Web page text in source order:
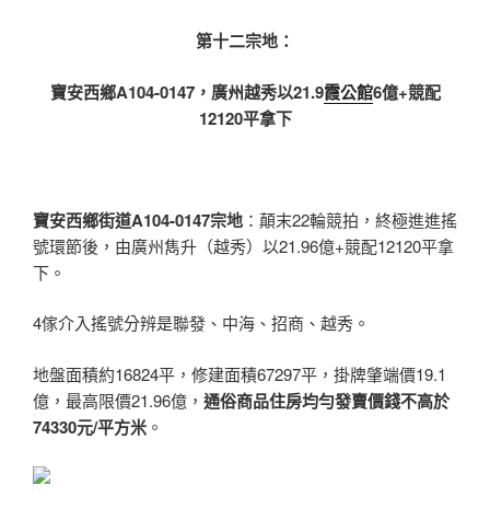
第十二宗地：
寶安西鄉A104-0147，廣州越秀以21.9霞公館6億+競配
12120平拿下
寶安西鄉街道A104-0147宗地 ：顛末22輪競拍，終極進進搖
號環節後，由廣州雋升（越秀）以21.96億+競配12120平拿
下。
4傢介入搖號分辨是聯發、中海、招商、越秀。
地盤面積約16824平，修建面積67297平，掛牌肇端價19.1
億，最高限價21.96億， 通俗商品住房均勻發賣價錢不高於
74330元/平方米 。